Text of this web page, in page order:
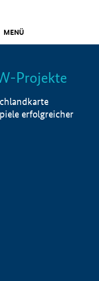
MENÜ
Info
Projekte
erfolgreicher